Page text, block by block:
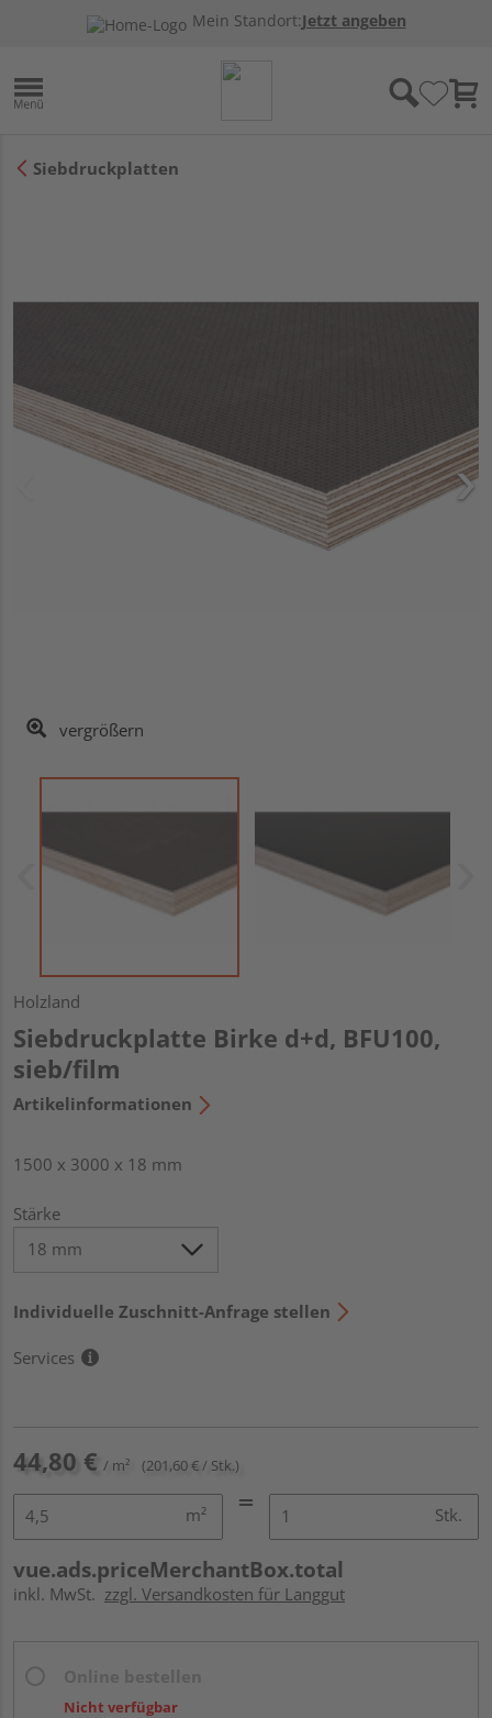
Mein Standort:Jetzt angeben
Siebdruckplatten
vergrößern
Holzland
Siebdruckplatte Birke d+d, BFU100,
sieb/film
Artikelinformationen
1500 x 3000 x 18 mm
Stärke
Individuelle Zuschnitt-Anfrage stellen
Services
44,80 € / m² (201,60 € / Stk.)
m² Stk.
vue.ads.priceMerchantBox.total
inkl. MwSt. zzgl. Versandkosten für Langgut
Nicht verfügbar